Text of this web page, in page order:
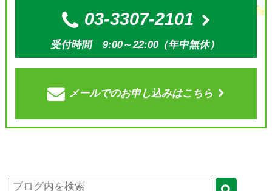
03-3307-2101
受付時間 9:00～22:00（年中無休）
メールでのお申し込みはこちら